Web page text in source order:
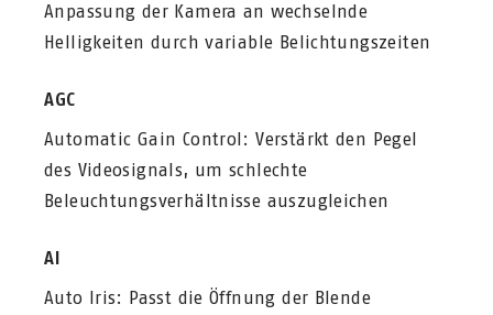
Anpassung der Kamera an wechselnde
Helligkeiten durch variable Belichtungszeiten
AGC
Automatic Gain Control: Verstärkt den Pegel
des Videosignals, um schlechte
Beleuchtungsverhältnisse auszugleichen
AI
Auto Iris: Passt die Öffnung der Blende